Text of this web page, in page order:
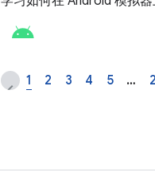
1 2 3 4 5 …